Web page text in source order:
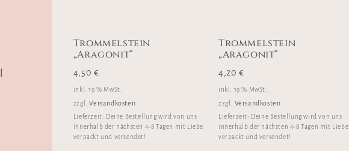
Trommelstein
„Aragonit“
4,50 €
inkl. 19 % MwSt.
zzgl.Versandkosten
Lieferzeit: Deine Bestellung wird von uns
innerhalb der nächsten 4-8 Tagen mit Liebe
verpackt und versendet!
Trommelstein
„Aragonit“
4,20 €
inkl. 19 % MwSt.
zzgl. Versandkosten
Lieferzeit: Deine Bestellung wird von uns
innerhalb der nächsten 4-8 Tagen mit Liebe
verpackt und versendet!